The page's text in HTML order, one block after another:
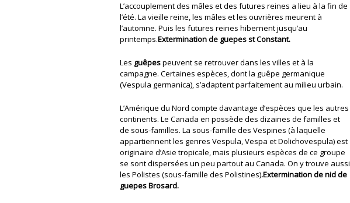
L’accouplement des mâles et des futures reines a lieu à la fin de
l’été. La vieille reine, les mâles et les ouvrières meurent à
l’automne. Puis les futures reines hibernent jusqu’au
printemps.Extermination de guepes st Constant.
Les guêpespeuvent se retrouver dans les villes et à la
campagne. Certaines espèces, dont la guêpe germanique
(Vespula germanica), s’adaptent parfaitement au milieu urbain.
L’Amérique du Nord compte davantage d’espèces que les autres
continents. Le Canada en possède des dizaines de familles et
de sous-familles. La sous-famille des Vespines (à laquelle
appartiennent les genres Vespula, Vespa et Dolichovespula) est
originaire d’Asie tropicale, mais plusieurs espèces de ce groupe
se sont dispersées un peu partout au Canada. On y trouve aussi
les Polistes (sous-famille des Polistines).Extermination de nid de
guepes Brosard.